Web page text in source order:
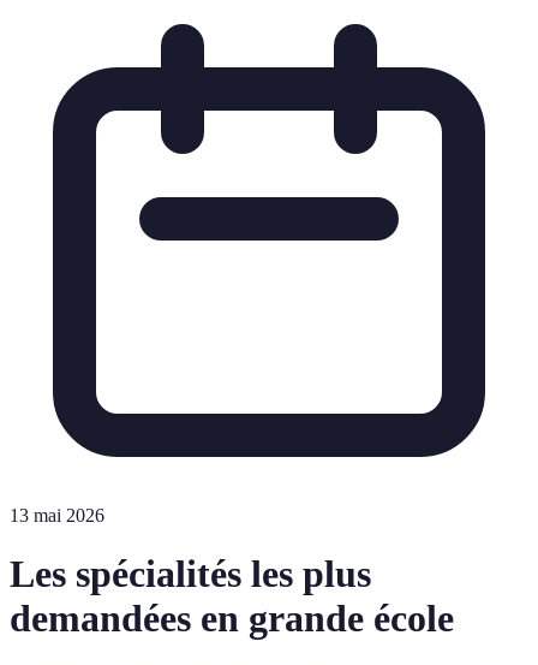
13 mai 2026
Les spécialités les plus
demandées en grande école